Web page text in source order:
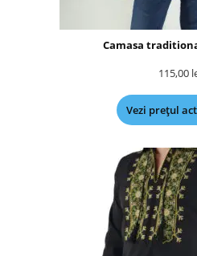
Camasa
115,00
Vezi prețul